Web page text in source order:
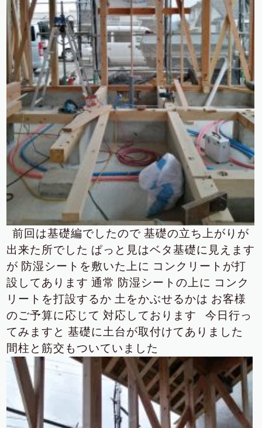
前回は基礎編でしたので 基礎の立ち上がりが
出来た所でした ぱっと見はベタ基礎に見えます
が 防湿シートを敷いた上に コンクリートが打
設してあります 通常 防湿シートの上に コンク
リートを打設するか 土をかぶせるかは お客様
のご予算に応じて 対応しております
今日行っ
てみますと 基礎に土台が取付けてありました
間柱と筋交もついていました